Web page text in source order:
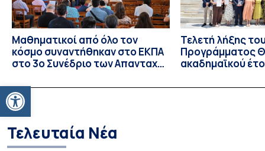
Ανοίξτε τη γραμμή εργαλείων
Μαθηματικοί από όλο τον
κόσμο συναντήθηκαν στο ΕΚΠΑ
στο 3ο Συνέδριο των Απανταχού
Τελετή λήξης
Προγράμματος
ακαδημαϊκού
Σπουδών στους
Τελευταία Νέα